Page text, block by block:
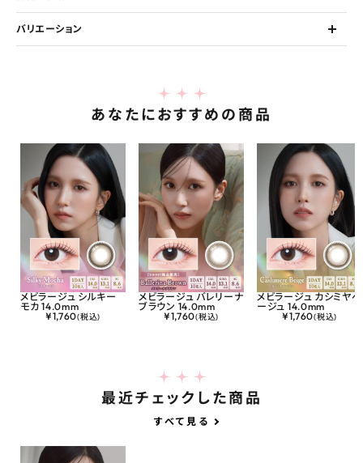
バリエーション
あなたにおすすめの商品
メビラージュ シルキー
モカ 14.0mm
¥1,760(税込)
メビラージュ バレリーナ
ブラウン 14.0mm
¥1,760(税込)
メビラージュ カシミヤベ
ージュ 14.0mm
¥1,760(税込)
最近チェックした商品
すべて見る